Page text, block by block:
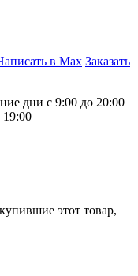
в Max Заказать
дни с 9:00 до 20:00
19:00
этот товар,